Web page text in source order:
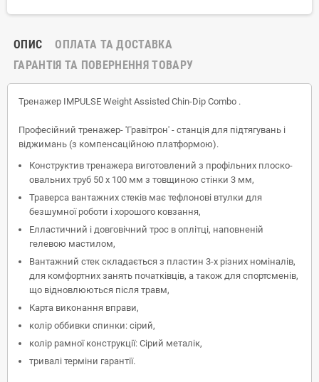
ОПИС
ОПЛАТА ТА ДОСТАВКА
ГАРАНТІЯ ТА ПОВЕРНЕННЯ ТОВАРУ
Тренажер IMPULSE Weight Assisted Chin-Dip Combo .
Професійний тренажер- 'Гравітрон' - станція для підтягувань і
віджимань (з компенсаційною платформою).
Конструктив тренажера виготовлений з профільних плоско-
овальних труб 50 х 100 мм з товщиною стінки 3 мм,
Траверса вантажних стеків має тефлонові втулки для
безшумної роботи і хорошого ковзання,
Елластичний і довговічний трос в оплітці, наповненій
гелевою мастилом,
Вантажний стек складається з пластин 3-х різних номіналів,
для комфортних занять початківців, а також для спортсменів,
що відновлюються після травм,
Карта виконання вправи,
колір оббивки спинки: сірий,
колір рамної конструкції: Сірий металік,
тривалі терміни гарантії.